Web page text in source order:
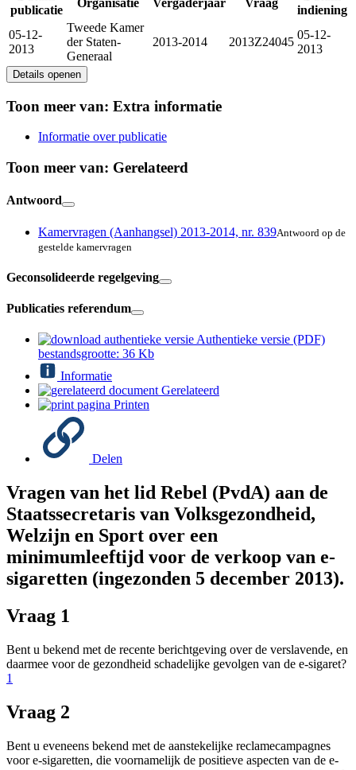
publicatie
indiening
05-12-
2013
Tweede Kamer
der Staten-
Generaal
2013-2014 2013Z24045
05-12-
2013
Details openen
Toon meer van: Extra informatie
Informatie over publicatie
Toon meer van: Gerelateerd
Antwoord
Kamervragen (Aanhangsel) 2013-2014, nr. 839Antwoord op de
gestelde kamervragen
Geconsolideerde regelgeving
Publicaties referendum
Authentieke versie (PDF)
bestandsgrootte: 36 Kb
Informatie
Gerelateerd
Printen
Delen
Vragen van het lid Rebel (PvdA) aan de
Staatssecretaris van Volksgezondheid,
Welzijn en Sport over een
minimumleeftijd voor de verkoop van e-
sigaretten (ingezonden 5 december 2013).
Vraag 1
Bent u bekend met de recente berichtgeving over de verslavende, en
daarmee voor de gezondheid schadelijke gevolgen van de e-sigaret?
1
Vraag 2
Bent u eveneens bekend met de aanstekelijke reclamecampagnes
voor e-sigaretten, die voornamelijk de positieve aspecten van de e-